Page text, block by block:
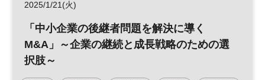
2025/1/21(火)
「中小企業の後継者問題を解決に導く
M&A」～企業の継続と成長戦略のための選
択肢～